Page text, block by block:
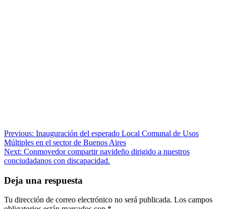
Navegación
de
entradas
Previous: Inauguración del esperado Local Comunal de Usos
Múltiples en el sector de Buenos Aires
Next: Conmovedor compartir navideño dirigido a nuestros
conciudadanos con discapacidad.
Deja una respuesta
Tu dirección de correo electrónico no será publicada. Los campos